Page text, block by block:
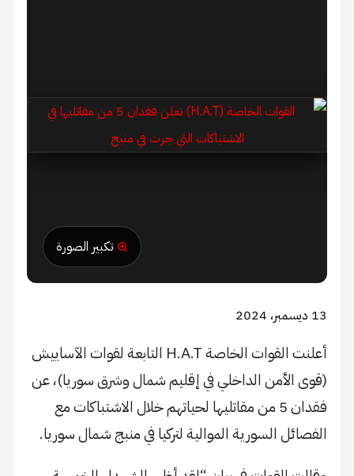
تكبير الصورة
13 ديسمبر، 2024
أعلنت القوات الخاصة H.A.T التابعة لقوات الآساييش
(قوى الأمن الداخلي في إقليم شمال وشرق سوريا)، عن
فقدان 5 من مقاتليها لحياتهم خلال الاشتباكات مع
الفصائل السورية الموالية لتركيا في منبج شمال سوريا.